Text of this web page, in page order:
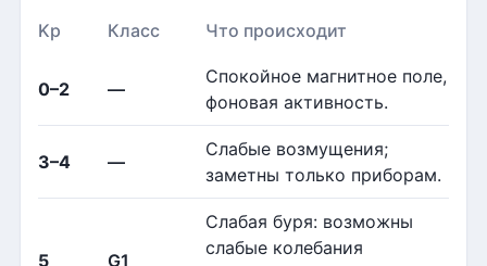
Kp Класс Что происходит
0–2 —
Спокойное магнитное поле,
фоновая активность.
3–4 —
Слабые возмущения;
заметны только приборам.
5 G1
Слабая буря: возможны
слабые колебания